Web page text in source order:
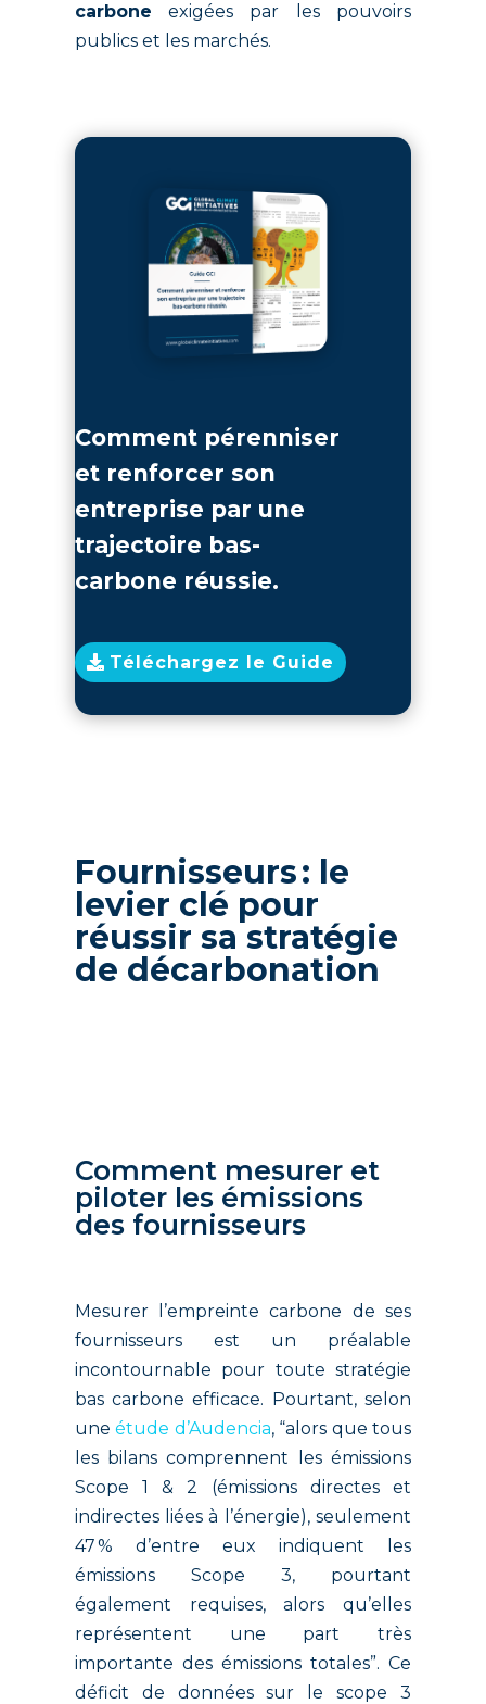
carbone exigées par les pouvoirs
publics et les marchés.
Comment pérenniser
et renforcer son
entreprise par une
trajectoire bas-
carbone réussie.
Téléchargez le Guide
Fournisseurs : le
levier clé pour
réussir sa stratégie
de décarbonation
Comment mesurer et
piloter les émissions
des fournisseurs
Mesurer l’empreinte carbone de ses
fournisseurs est un préalable
incontournable pour toute stratégie
bas carbone efficace. Pourtant, selon
uneétude d’Audencia, “alors que tous
les bilans comprennent les émissions
Scope 1 & 2 (émissions directes et
indirectes liées à l’énergie), seulement
47 % d’entre eux indiquent les
émissions Scope 3, pourtant
également requises, alors qu’elles
représentent une part très
importante des émissions totales”. Ce
déficit de données sur le scope 3